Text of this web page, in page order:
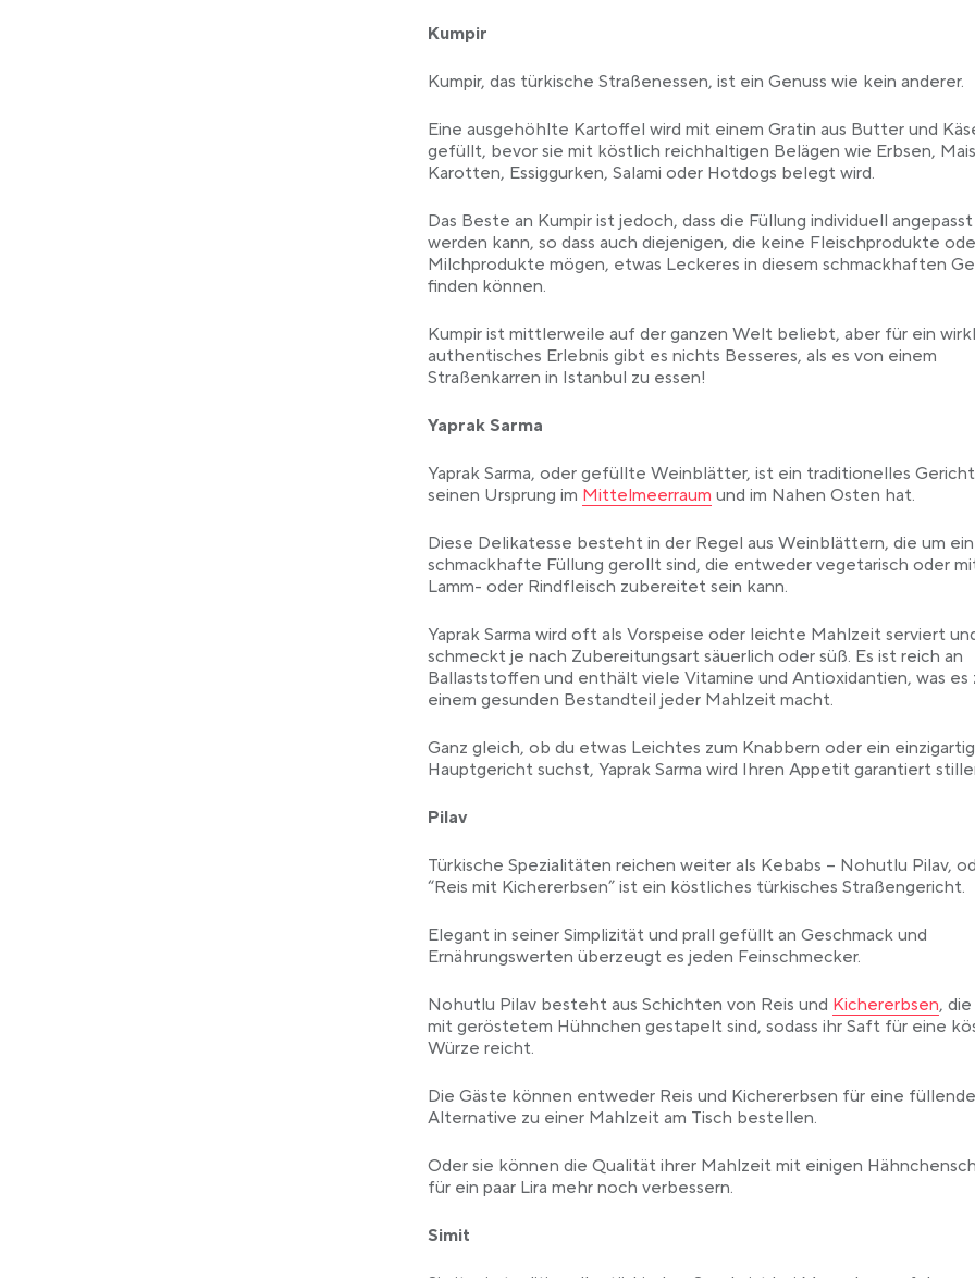
Kumpir
Kumpir, das türkische Straßenessen, ist ein Genuss wie kein anderer.
Eine ausgehöhlte Kartoffel wird mit einem Gratin aus Butter und
gefüllt, bevor sie mit köstlich reichhaltigen Belägen wie Erbsen,
Karotten, Essiggurken, Salami oder Hotdogs belegt wird.
Das Beste an Kumpir ist jedoch, dass die Füllung individuell angepasst
werden kann, so dass auch diejenigen, die keine Fleischprodukte
Milchprodukte mögen, etwas Leckeres in diesem schmackhaften
finden können.
Kumpir ist mittlerweile auf der ganzen Welt beliebt, aber für ein
authentisches Erlebnis gibt es nichts Besseres, als es von einem
Straßenkarren in Istanbul zu essen!
Yaprak Sarma
Yaprak Sarma, oder gefüllte Weinblätter, ist ein traditionelles
seinen Ursprung im Link opens in a new tab
Mittelmeerraum und im Nahen Osten hat.
Diese Delikatesse besteht in der Regel aus Weinblättern, die um
schmackhafte Füllung gerollt sind, die entweder vegetarisch oder
Lamm- oder Rindfleisch zubereitet sein kann.
Yaprak Sarma wird oft als Vorspeise oder leichte Mahlzeit serviert
schmeckt je nach Zubereitungsart säuerlich oder süß. Es ist reich an
Ballaststoffen und enthält viele Vitamine und Antioxidantien, was es
einem gesunden Bestandteil jeder Mahlzeit macht.
Ganz gleich, ob du etwas Leichtes zum Knabbern oder ein
Hauptgericht suchst, Yaprak Sarma wird Ihren Appetit garantiert
Pilav
Türkische Spezialitäten reichen weiter als Kebabs – Nohutlu Pilav,
“Reis mit Kichererbsen” ist ein köstliches türkisches Straßengericht.
Elegant in seiner Simplizität und prall gefüllt an Geschmack und
Ernährungswerten überzeugt es jeden Feinschmecker.
Nohutlu Pilav besteht aus Schichten von Reis und Link opens in a
Kichererbsen,
mit geröstetem Hühnchen gestapelt sind, sodass ihr Saft für eine
Würze reicht.
Die Gäste können entweder Reis und Kichererbsen für eine füllende
Alternative zu einer Mahlzeit am Tisch bestellen.
Oder sie können die Qualität ihrer Mahlzeit mit einigen
für ein paar Lira mehr noch verbessern.
Simit